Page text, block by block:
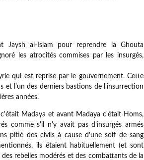
Jaysh al-Islam pour reprendre la Ghouta
les atrocités commises par les insurgés,
qui est reprise par le gouvernement. Cette
et l'un des derniers bastions de l'insurrection
années.
Madaya et avant Madaya c'était Homs,
comme s'il n'y avait pas d'insurgés armés
pitié des civils à cause d'une soif de sang
ils étaient habituellement (et sont
rebelles modérés et des combattants de la